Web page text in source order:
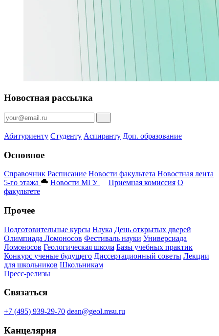
Новостная рассылка
Абитуриенту Студенту Аспиранту Доп. образование
Основное
Справочник Расписание Новости факультета Новостная лента
5-го этажа
Новости МГУ Приемная комиссия О
факультете
Прочее
Подготовительные курсы Наука День открытых дверей
Олимпиада Ломоносов Фестиваль науки Универсиада
Ломоносов Геологическая школа Базы учебных практик
Конкурс ученые будущего Диссертационный советы Лекции
для школьников Школьникам
Пресс-релизы
Связаться
+7 (495) 939-29-70 dean@geol.msu.ru
Канцелярия